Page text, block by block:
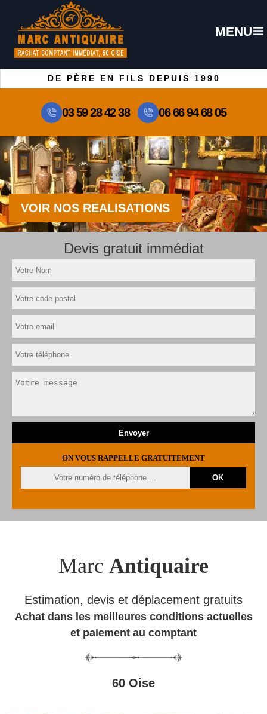
MENU
DE PÈRE EN FILS DEPUIS 1990
03 59 28 42 38 06 66 94 68 05
VOIR NOS REALISATIONS
Devis gratuit immédiat
ON VOUS RAPPELLE GRATUITEMENT
Marc Antiquaire
Estimation, devis et déplacement gratuits
Achat dans les meilleures conditions actuelles
et paiement au comptant
60 Oise